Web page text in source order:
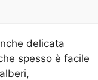
delicata
spesso è facile